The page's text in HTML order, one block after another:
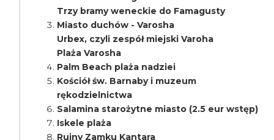
Trzy bramy weneckie do Famagusty
Miasto duchów - Varosha
Urbex, czyli zespół miejski Varoha
Plaża Varosha
Palm Beach plaża nadziei
Kościół św. Barnaby i muzeum
rękodzielnictwa
Salamina starożytne miasto (2.5 eur wstęp)
Iskele plaża
Ruiny Zamku Kantara